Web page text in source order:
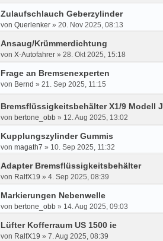
Zulaufschlauch Geberzylinder
von Querlenker » 20. Nov 2025, 08:13
Ansaug/Krümmerdichtung
von X-Autofahrer » 28. Okt 2025, 15:18
Frage an Bremsenexperten
von Bernd » 21. Sep 2025, 11:15
Bremsflüssigkeitsbehälter X1/9 Modell J
von bertone_obb » 12. Aug 2025, 13:02
Kupplungszylinder Gummis
von magath7 » 10. Sep 2025, 11:32
Adapter Bremsflüssigkeitsbehälter
von RalfX19 » 4. Sep 2025, 08:39
Markierungen Nebenwelle
von bertone_obb » 14. Aug 2025, 09:03
Lüfter Kofferraum US 1500 ie
von RalfX19 » 7. Aug 2025, 08:39